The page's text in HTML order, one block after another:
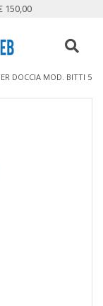
150,00
DOCCIA MOD. BITTI 5